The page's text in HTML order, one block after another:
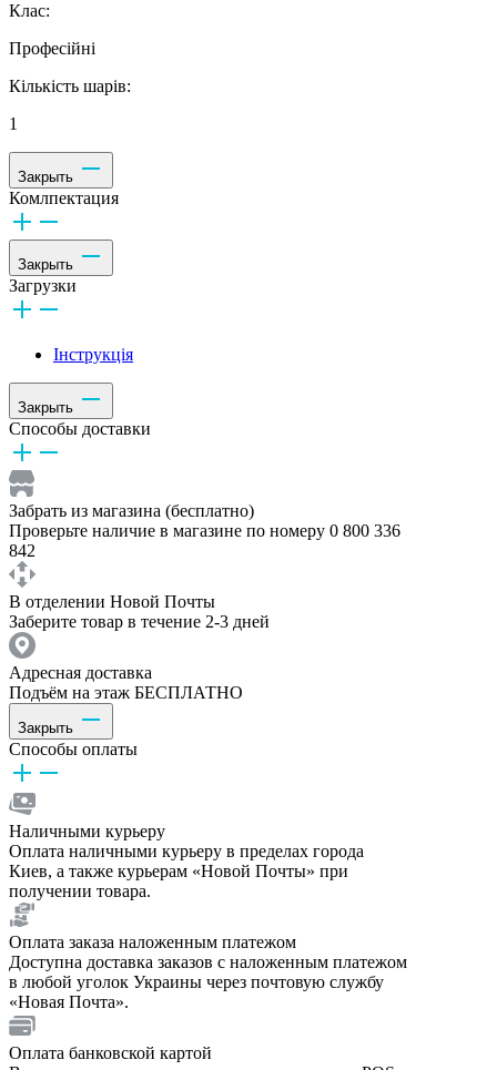
Клас:
Професійні
Кількість шарів:
1
Закрыть
Комлпектация
Закрыть
Загрузки
Інструкція
Закрыть
Способы доставки
Забрать из магазина (бесплатно)
Проверьте наличие в магазине по номеру 0 800 336
842
В отделении Новой Почты
Заберите товар в течение 2-3 дней
Адресная доставка
Подъём на этаж БЕСПЛАТНО
Закрыть
Способы оплаты
Наличными курьеру
Оплата наличными курьеру в пределах города
Киев, а также курьерам «Новой Почты» при
получении товара.
Оплата заказа наложенным платежом
Доступна доставка заказов с наложенным платежом
в любой уголок Украины через почтовую службу
«Новая Почта».
Оплата банковской картой